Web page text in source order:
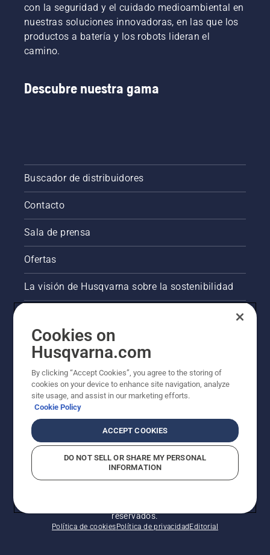
con la seguridad y el cuidado medioambiental en
nuestras soluciones innovadoras, en las que los
productos a batería y los robots lideran el
camino.
Descubre nuestra gama
Buscador de distribuidores
Contacto
Sala de prensa
Ofertas
La visión de Husqvarna sobre la sostenibilidad
Otros sitios de Husqvarna
AlertLine/Canal de Denúncias
reservados.
Política de cookies Política de privacidad Editorial
Cookies on
Husqvarna.com
By clicking “Accept Cookies”, you agree to the storing of
cookies on your device to enhance site navigation, analyze
site usage, and assist in our marketing efforts.
Cookie Policy
ACCEPT COOKIES
DO NOT SELL OR SHARE MY PERSONAL
INFORMATION